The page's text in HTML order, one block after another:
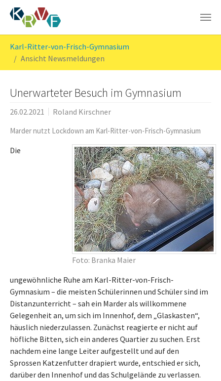
Karl-Ritter-von-Frisch-Gymnasium
Ansicht Newsmeldungen
Unerwarteter Besuch im Gymnasium
26.02.2021 Roland Kirschner
Marder nutzt Lockdown am Karl-Ritter-von-Frisch-Gymnasium
Foto: Branka Maier
Die
ungewöhnliche Ruhe am Karl-Ritter-von-Frisch-
Gymnasium – die meisten Schülerinnen und Schüler sind im
Distanzunterricht – sah ein Marder als willkommene
Gelegenheit an, um sich im Innenhof, dem „Glaskasten“,
häuslich niederzulassen. Zunächst reagierte er nicht auf
höfliche Bitten, sich ein anderes Quartier zu suchen. Erst
nachdem eine lange Leiter aufgestellt und auf den
Sprossen Katzenfutter drapiert wurde, entschied er sich,
darüber den Innenhof und das Schulgelände zu verlassen.